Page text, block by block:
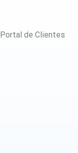
Portal de Clientes